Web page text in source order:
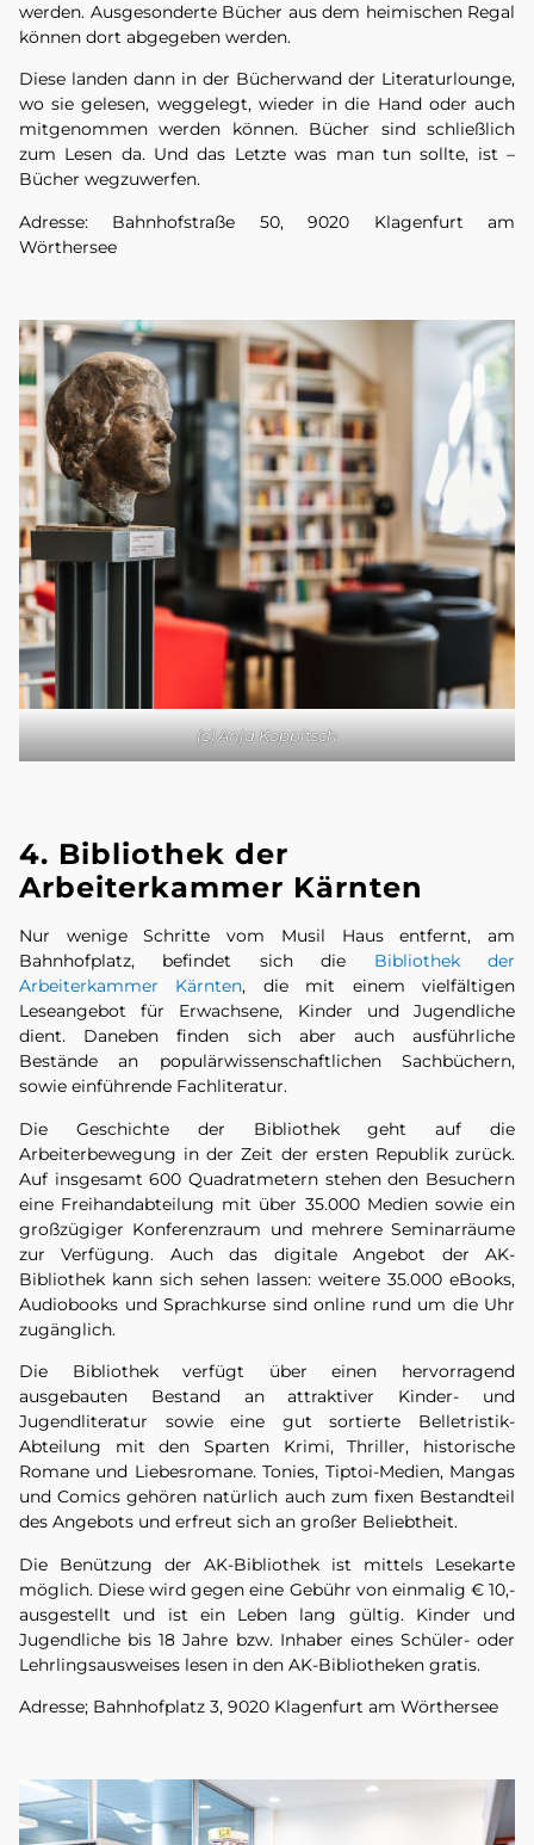
werden. Ausgesonderte Bücher aus dem heimischen Regal
können dort abgegeben werden.
Diese landen dann in der Bücherwand der Literaturlounge,
wo sie gelesen, weggelegt, wieder in die Hand oder auch
mitgenommen werden können. Bücher sind schließlich
zum Lesen da. Und das Letzte was man tun sollte, ist –
Bücher wegzuwerfen.
Adresse: Bahnhofstraße 50, 9020 Klagenfurt am
Wörthersee
(c) Anja Koppitsch
4. Bibliothek der
Arbeiterkammer Kärnten
Nur wenige Schritte vom Musil Haus entfernt, am
Bahnhofplatz, befindet sich die Bibliothek der
Arbeiterkammer Kärnten, die mit einem vielfältigen
Leseangebot für Erwachsene, Kinder und Jugendliche
dient. Daneben finden sich aber auch ausführliche
Bestände an populärwissenschaftlichen Sachbüchern,
sowie einführende Fachliteratur.
Die Geschichte der Bibliothek geht auf die
Arbeiterbewegung in der Zeit der ersten Republik zurück.
Auf insgesamt 600 Quadratmetern stehen den Besuchern
eine Freihandabteilung mit über 35.000 Medien sowie ein
großzügiger Konferenzraum und mehrere Seminarräume
zur Verfügung. Auch das digitale Angebot der AK-
Bibliothek kann sich sehen lassen: weitere 35.000 eBooks,
Audiobooks und Sprachkurse sind online rund um die Uhr
zugänglich.
Die Bibliothek verfügt über einen hervorragend
ausgebauten Bestand an attraktiver Kinder- und
Jugendliteratur sowie eine gut sortierte Belletristik-
Abteilung mit den Sparten Krimi, Thriller, historische
Romane und Liebesromane. Tonies, Tiptoi-Medien, Mangas
und Comics gehören natürlich auch zum fixen Bestandteil
des Angebots und erfreut sich an großer Beliebtheit.
Die Benützung der AK-Bibliothek ist mittels Lesekarte
möglich. Diese wird gegen eine Gebühr von einmalig € 10,-
ausgestellt und ist ein Leben lang gültig. Kinder und
Jugendliche bis 18 Jahre bzw. Inhaber eines Schüler- oder
Lehrlingsausweises lesen in den AK-Bibliotheken gratis.
Adresse; Bahnhofplatz 3, 9020 Klagenfurt am Wörthersee